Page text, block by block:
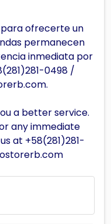
ofrecerte un
permanecen
inmediata por
0498 /
a better service.
any immediate
at +58(281)281-